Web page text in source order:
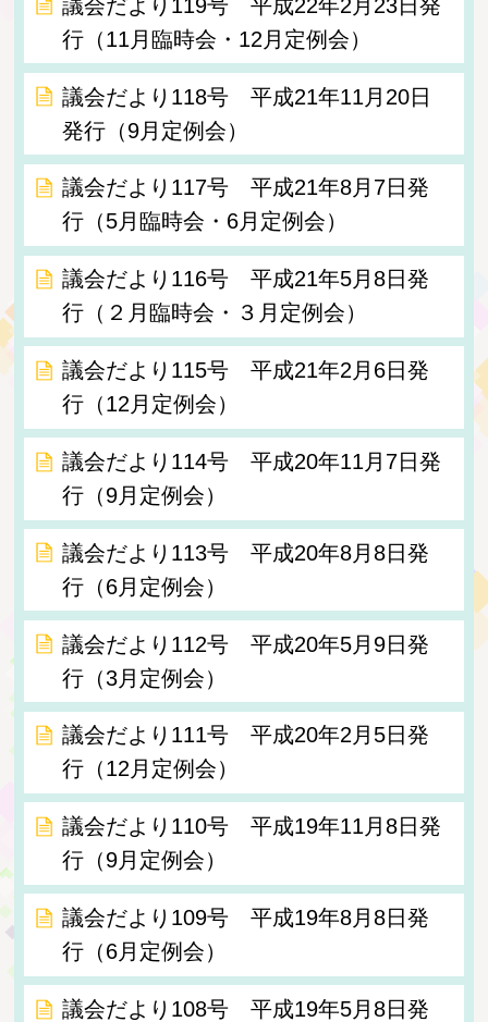
議会だより119号 平成22年2月23日発
行（11月臨時会・12月定例会）
議会だより118号 平成21年11月20日
発行（9月定例会）
議会だより117号 平成21年8月7日発
行（5月臨時会・6月定例会）
議会だより116号 平成21年5月8日発
行（２月臨時会・３月定例会）
議会だより115号 平成21年2月6日発
行（12月定例会）
議会だより114号 平成20年11月7日発
行（9月定例会）
議会だより113号 平成20年8月8日発
行（6月定例会）
議会だより112号 平成20年5月9日発
行（3月定例会）
議会だより111号 平成20年2月5日発
行（12月定例会）
議会だより110号 平成19年11月8日発
行（9月定例会）
議会だより109号 平成19年8月8日発
行（6月定例会）
議会だより108号 平成19年5月8日発